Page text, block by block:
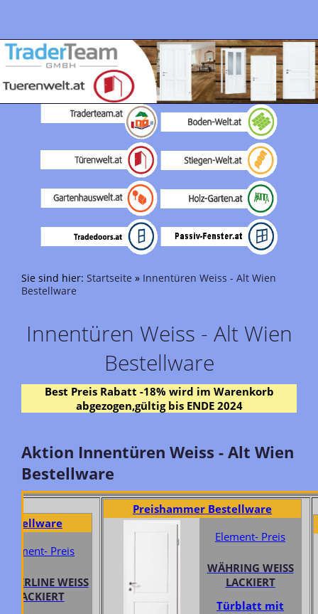
Sie sind hier: Startseite » Innentüren Weiss - Alt Wien
Bestellware
Innentüren Weiss - Alt Wien
Bestellware
Best Preis Rabatt -18% wird im Warenkorb
abgezogen,gültig bis ENDE 2024
Aktion Innentüren Weiss - Alt Wien
Bestellware
Preis
WEISS
Preishammer Bestellware
Element- Preis
WÄHRING WEISS
LACKIERT
Türblatt mit